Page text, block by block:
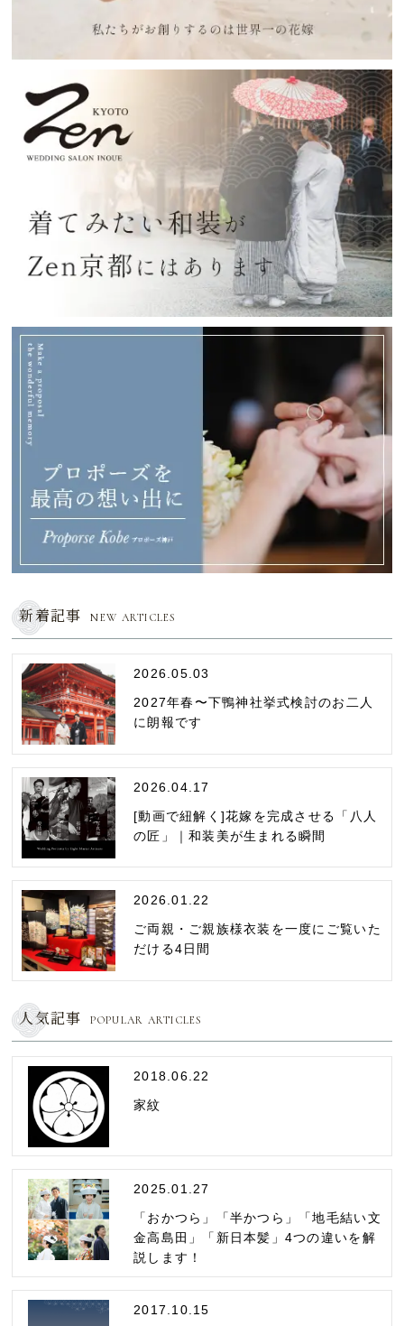
新着記事 NEW ARTICLES
2026.05.03
2027年春〜下鴨神社挙式検討のお二人
に朗報です
2026.04.17
[動画で紐解く]花嫁を完成させる「八人
の匠」｜和装美が生まれる瞬間
2026.01.22
ご両親・ご親族様衣装を一度にご覧いた
だける4日間
人気記事 POPULAR ARTICLES
2018.06.22
家紋
2025.01.27
「おかつら」「半かつら」「地毛結い文
金高島田」「新日本髪」4つの違いを解
説します！
2017.10.15